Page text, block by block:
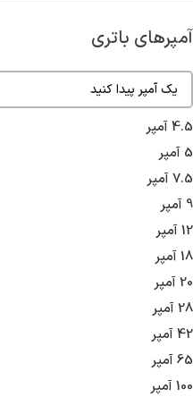
آمپرهای باتری
4.5 آمپر
5 آمپر
7.5 آمپر
9 آمپر
12 آمپر
18 آمپر
20 آمپر
28 آمپر
42 آمپر
65 آمپر
100 آمپر